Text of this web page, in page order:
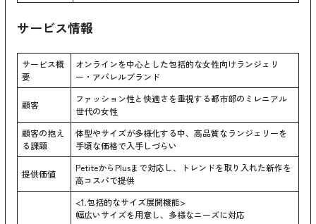
サービス情報
サービス概
要
オンラインを中心とした包括的な女性向けランジェリ
ー・アパレルブランド
顧客
ファッション性と快適さを重視する都市部のミレニアル
世代の女性
顧客の抱え
る課題
体型やサイズが多様化する中、高品質なランジェリーを
手頃な価格で入手しづらい
提供価値
PetiteからPlusまで対応し、トレンドを取り入れた新作を
高コスパで提供
<1.包括的なサイズ展開機能>
幅広いサイズを用意し、多様なニーズに対応